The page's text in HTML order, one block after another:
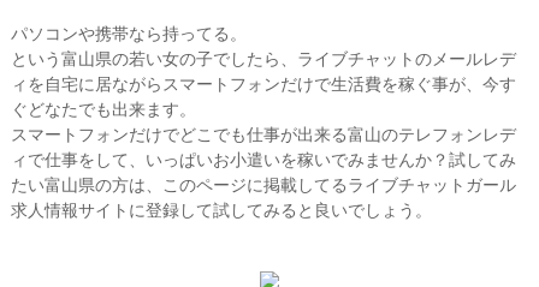
パソコンや携帯なら持ってる。
という富山県の若い女の子でしたら、ライブチャットのメールレデ
ィを自宅に居ながらスマートフォンだけで生活費を稼ぐ事が、今す
ぐどなたでも出来ます。
スマートフォンだけでどこでも仕事が出来る富山のテレフォンレデ
ィで仕事をして、いっぱいお小遣いを稼いでみませんか？試してみ
たい富山県の方は、このページに掲載してるライブチャットガール
求人情報サイトに登録して試してみると良いでしょう。